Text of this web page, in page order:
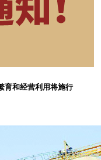
育和经营利用将施行